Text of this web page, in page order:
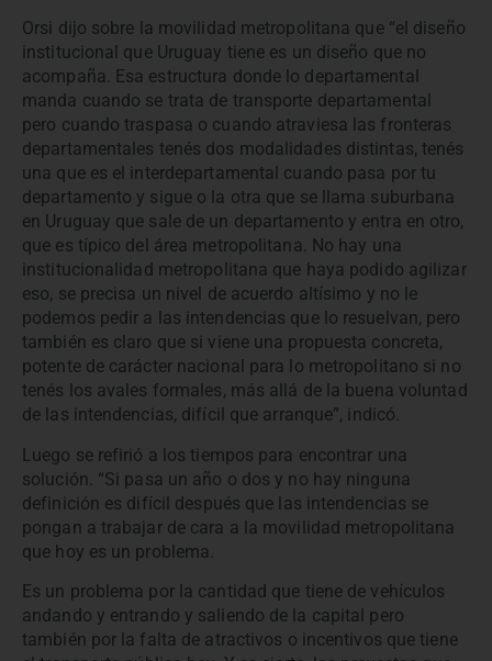
Orsi dijo sobre la movilidad metropolitana que “el diseño
institucional que Uruguay tiene es un diseño que no
acompaña. Esa estructura donde lo departamental
manda cuando se trata de transporte departamental
pero cuando traspasa o cuando atraviesa las fronteras
departamentales tenés dos modalidades distintas, tenés
una que es el interdepartamental cuando pasa por tu
departamento y sigue o la otra que se llama suburbana
en Uruguay que sale de un departamento y entra en otro,
que es típico del área metropolitana. No hay una
institucionalidad metropolitana que haya podido agilizar
eso, se precisa un nivel de acuerdo altísimo y no le
podemos pedir a las intendencias que lo resuelvan, pero
también es claro que si viene una propuesta concreta,
potente de carácter nacional para lo metropolitano si no
tenés los avales formales, más allá de la buena voluntad
de las intendencias, difícil que arranque”, indicó.
Luego se refirió a los tiempos para encontrar una
solución. “Si pasa un año o dos y no hay ninguna
definición es difícil después que las intendencias se
pongan a trabajar de cara a la movilidad metropolitana
que hoy es un problema.
Es un problema por la cantidad que tiene de vehículos
andando y entrando y saliendo de la capital pero
también por la falta de atractivos o incentivos que tiene